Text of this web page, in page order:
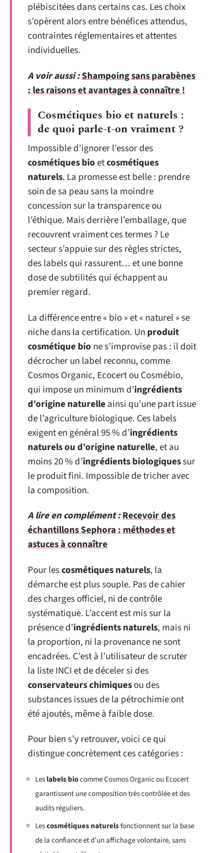
plébiscitées dans certains cas. Les choix
s’opèrent alors entre bénéfices attendus,
contraintes réglementaires et attentes
individuelles.
A voir aussi :Shampoing sans parabènes
: les raisons et avantages à connaître !
Cosmétiques bio et naturels :
de quoi parle-t-on vraiment ?
Impossible d’ignorer l’essor des
cosmétiques bioetcosmétiques
naturels. La promesse est belle : prendre
soin de sa peau sans la moindre
concession sur la transparence ou
l’éthique. Mais derrière l’emballage, que
recouvrent vraiment ces termes ? Le
secteur s’appuie sur des règles strictes,
des labels qui rassurent… et une bonne
dose de subtilités qui échappent au
premier regard.
La différence entre « bio » et « naturel » se
niche dans la certification. Un produit
cosmétique bio ne s’improvise pas : il doit
décrocher un label reconnu, comme
Cosmos Organic, Ecocert ou Cosmébio,
qui impose un minimum d’ingrédients
d’origine naturelle ainsi qu’une part issue
de l’agriculture biologique. Ces labels
exigent en général 95 % d’ingrédients
naturels ou d’origine naturelle, et au
moins 20 % d’ingrédients biologiquessur
le produit fini. Impossible de tricher avec
la composition.
A lire en complément :Recevoir des
échantillons Sephora : méthodes et
astuces à connaître
Pour lescosmétiques naturels, la
démarche est plus souple. Pas de cahier
des charges officiel, ni de contrôle
systématique. L’accent est mis sur la
présence d’ingrédients naturels, mais ni
la proportion, ni la provenance ne sont
encadrées. C’est à l’utilisateur de scruter
la liste INCI et de déceler si des
conservateurs chimiquesou des
substances issues de la pétrochimie ont
été ajoutés, même à faible dose.
Pour bien s’y retrouver, voici ce qui
distingue concrètement ces catégories :
Leslabels biocomme Cosmos Organic ou Ecocert
garantissent une composition très contrôlée et des
audits réguliers.
Lescosmétiques naturelsfonctionnent sur la base
de la confiance et d’un affichage volontaire, sans